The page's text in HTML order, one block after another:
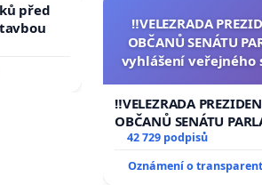
před
‼️VELEZRADA
OBČANŮ SENÁTU
vyhlášení veřejného
na přijetí usnesení k
žaloby na
‼️VELEZRADA
OBČANŮ SENÁTU
vyhlášení veřejného
144 jednacího řádu
na přijetí usnesení k
42 729 podpisů
Oznámení o